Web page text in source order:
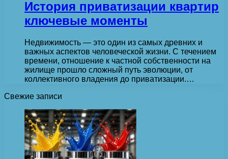
История приватизации квартир
ключевые моменты
Недвижимость — это один из самых древних и
важных аспектов человеческой жизни. С течением
времени, отношение к частной собственности на
жилище прошло сложный путь эволюции, от
коллективного владения до приватизации.…
Свежие записи